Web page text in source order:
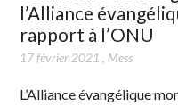
l’Alliance
rapport à l’ONU
17 février 2021 , Mess
L’Alliance évangélique